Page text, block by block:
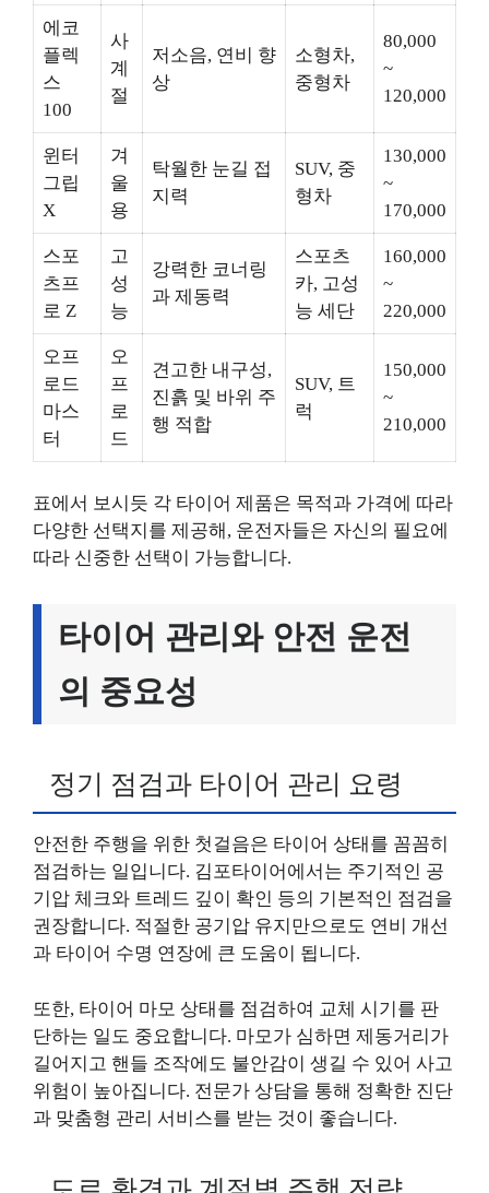
에코
플렉
스
100
사
계
절
저소음, 연비 향
상
소형차,
중형차
80,000
~
120,000
윈터
그립
X
겨
울
용
탁월한 눈길 접
지력
SUV, 중
형차
130,000
~
170,000
스포
츠프
로 Z
고
성
능
강력한 코너링
과 제동력
스포츠
카, 고성
능 세단
160,000
~
220,000
오프
로드
마스
터
오
프
로
드
견고한 내구성,
진흙 및 바위 주
행 적합
SUV, 트
럭
150,000
~
210,000
표에서 보시듯 각 타이어 제품은 목적과 가격에 따라
다양한 선택지를 제공해, 운전자들은 자신의 필요에
따라 신중한 선택이 가능합니다.
타이어 관리와 안전 운전
의 중요성
정기 점검과 타이어 관리 요령
안전한 주행을 위한 첫걸음은 타이어 상태를 꼼꼼히
점검하는 일입니다. 김포타이어에서는 주기적인 공
기압 체크와 트레드 깊이 확인 등의 기본적인 점검을
권장합니다. 적절한 공기압 유지만으로도 연비 개선
과 타이어 수명 연장에 큰 도움이 됩니다.
또한, 타이어 마모 상태를 점검하여 교체 시기를 판
단하는 일도 중요합니다. 마모가 심하면 제동거리가
길어지고 핸들 조작에도 불안감이 생길 수 있어 사고
위험이 높아집니다. 전문가 상담을 통해 정확한 진단
과 맞춤형 관리 서비스를 받는 것이 좋습니다.